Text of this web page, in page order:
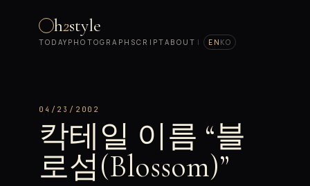
h2style
TODAY PHOTOGRAPH SCRIPTABOUT | EN KO
04/23/2002
칵테일 이름 “블
로섬(Blossom)”